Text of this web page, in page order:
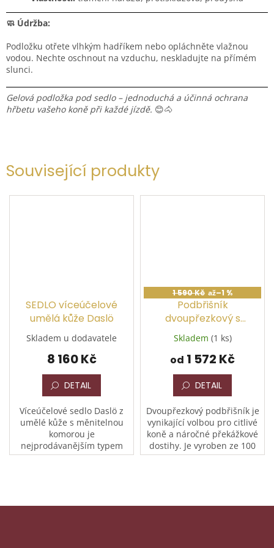
Související produkty
SEDLO víceúčelové
umělá kůže Daslö
Skladem u dodavatele
8 160 Kč
DETAIL
Víceúčelové sedlo Daslö z
umělé kůže s měnitelnou
komorou je
nejprodávanějším typem
sedla, které pasuje téměř na
1 590 Kč až–1 %
Podbřišník
dvoupřezkový s
neoprenem
Skladem (1 ks)
od 1 572 Kč
DETAIL
Dvoupřezkový podbřišník je
vynikající volbou pro citlivé
koně a náročné překážkové
dostihy. Je vyroben ze 100
mm širokého a pevného
🧼 Údržba:
Podložku otřete vlhkým hadříkem nebo opláchněte vlažnou
vodou. Nechte oschnout na vzduchu, neskladujte na přímém
slunci.
Gelová podložka pod sedlo – jednoduchá a účinná ochrana
hřbetu vašeho koně při každé jízdě. 😊🐴